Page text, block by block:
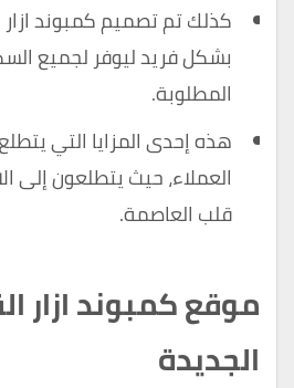
كذلك تم تصميم كمبوند ازار
بشكل فريد ليوفر لجميع
المطلوبة.
هذه إحدى المزايا التي
العملاء، حيث يتطلعون إلى
قلب العاصمة.
موقع كمبوند ازار
الجديدة